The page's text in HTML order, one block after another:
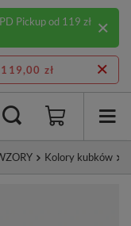
Pickup od 119 zł
zł
Kolory kubków